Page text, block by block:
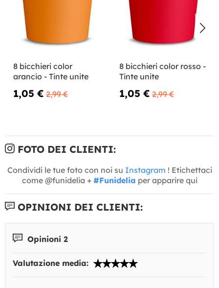
8 bicchieri color
arancio - Tinte unite
1,05 € 2,99 €
8 bicchieri color rosso -
Tinte unite
1,05 € 2,99 €
FOTO DEI CLIENTI:
Condividi le tue foto con noi su Instagram ! Etichettaci
come @funidelia + #Funidelia per apparire qui
OPINIONI DEI CLIENTI:
Opinioni 2
Valutazione media: